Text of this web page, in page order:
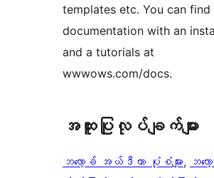
templates etc. You can find
documentation with an
and a tutorials at
wwwows.com/docs.
အ​ထူး​ပြု​လုပ်​ချက်​များ
ဘလော့ခ် အယ်ဒီတာ ပုံစံများ, ဘလ